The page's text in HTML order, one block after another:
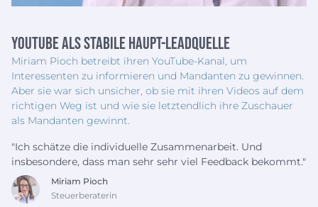
YouTube als stabile Haupt-Leadquelle
Miriam Pioch betreibt ihren YouTube-Kanal, um
Interessenten zu informieren und Mandanten zu gewinnen.
Aber sie war sich unsicher, ob sie mit ihren Videos auf dem
richtigen Weg ist und wie sie letztendlich ihre Zuschauer
als Mandanten gewinnt.
"Ich schätze die individuelle Zusammenarbeit. Und
insbesondere, dass man sehr sehr viel Feedback bekommt."
Miriam Pioch
Steuerberaterin